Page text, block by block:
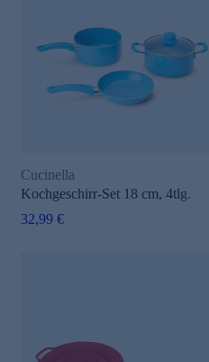
Cucinella
Kochgeschirr-Set 18 cm, 4tlg.
32,99 €